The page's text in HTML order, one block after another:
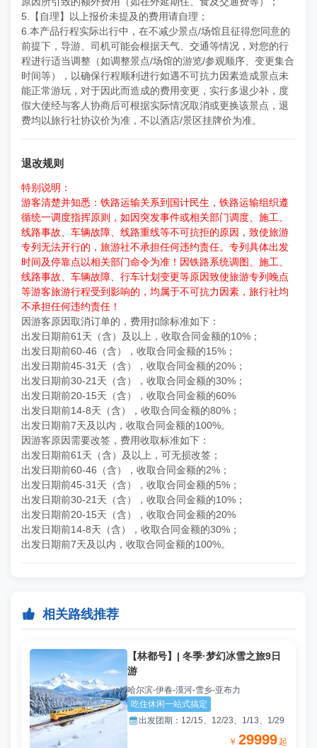
5.【自理】以上报价未提及的费用请自理；
6.本产品行程实际出行中，在不减少景点/场馆且征得您同意的
前提下，导游、司机可能会根据天气、交通等情况，对您的行
程进行适当调整（如调整景点/场馆的游览/参观顺序、变更集合
时间等），以确保行程顺利进行如遇不可抗力因素造成景点未
能正常游玩，对于因此而造成的费用变更，实行多退少补，度
假大使经与客人协商后可根据实际情况取消或更换该景点，退
费均以旅行社协议价为准，不以酒店/景区挂牌价为准。
退改规则
特别说明：
游客清楚并知悉：铁路运输关系到国计民生，铁路运输组织遵
循统一调度指挥原则，如因突发事件或相关部门调度、施工、
线路事故、车辆故障、线路重线等不可抗拒的原因，致使旅游
专列无法开行的，旅游社不承担任何违约责任。专列具体出发
时间及停靠点以相关部门命令为准！因铁路系统调图、施工、
线路事故、车辆故障、行车计划变更等原因致使旅游专列晚点
等游客旅游行程受到影响的，均属于不可抗力因素，旅行社均
不承担任何违约责任！
因游客原因取消订单的，费用扣除标准如下：
出发日期前61天（含）及以上，收取合同金额的10%；
出发日期前60-46（含），收取合同金额的15%；
出发日期前45-31天（含），收取合同金额的20%；
出发日期前30-21天（含），收取合同金额的30%；
出发日期前20-15天（含），收取合同金额的60%
出发日期前14-8天（含），收取合同金额的80%；
出发日期前7天及以内，收取合同金额的100%。
因游客原因需要改签，费用收取标准如下：
出发日期前61天（含）及以上，可无损改签；
出发日期前60-46（含），收取合同金额的2%；
出发日期前45-31天（含），收取合同金额的5%；
出发日期前30-21天（含），收取合同金额的10%；
出发日期前20-15天（含），收取合同金额的20%
出发日期前14-8天（含），收取合同金额的30%；
出发日期前7天及以内，收取合同金额的100%。
 相关路线推荐
【林都号】| 冬季·梦幻冰雪之旅9日
游
哈尔滨-伊春-漠河-雪乡-亚布力
吃住休闲一站式搞定
出发团期： 12/15、12/23、1/13、1/29
￥ 29999 起